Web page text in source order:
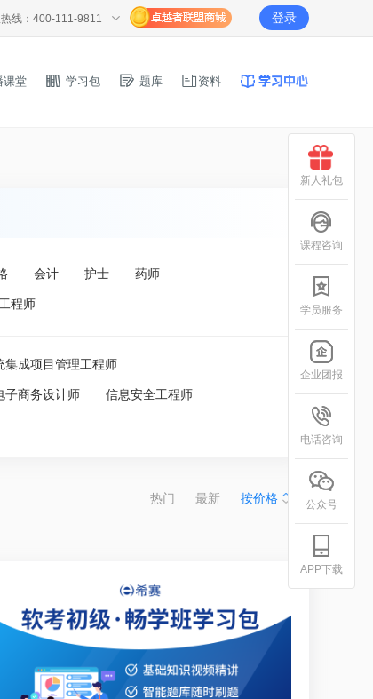
线：400-111-9811 登录
课堂 学习包 题库 资料
会计 护士 药师
程师
集成项目管理工程师
子商务设计师 信息安全工程师
热门 最新 按价格
新人礼包
课程咨询
学员服务
企业团报
电话咨询
公众号
APP下载